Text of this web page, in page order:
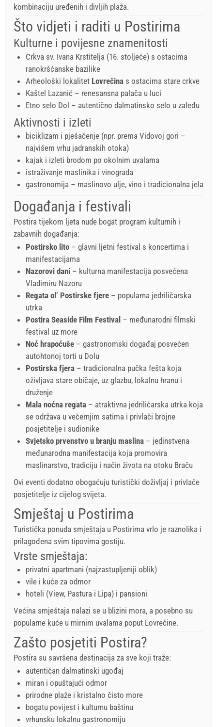
kombinaciju uređenih i divljih plaža.
Što vidjeti i raditi u Postirima
Kulturne i povijesne znamenitosti
Crkva sv. Ivana Krstitelja (16. stoljeće) s ostacima
ranokršćanske bazilike
Arheološki lokalitet Lovrečina s ostacima stare crkve
Kaštel Lazanić – renesansna palača u luci
Etno selo Dol – autentično dalmatinsko selo u zaleđu
Aktivnosti i izleti
biciklizam i pješačenje (npr. prema Vidovoj gori –
najvišem vrhu jadranskih otoka)
kajak i izleti brodom po okolnim uvalama
istraživanje maslinika i vinograda
gastronomija – maslinovo ulje, vino i tradicionalna jela
Događanja i festivali
Postira tijekom ljeta nude bogat program kulturnih i
zabavnih događanja:
Postirsko lito – glavni ljetni festival s koncertima i
manifestacijama
Nazorovi dani – kulturna manifestacija posvećena
Vladimiru Nazoru
Regata ol’ Postirske fjere – popularna jedriličarska
utrka
Postira Seaside Film Festival – međunarodni filmski
festival uz more
Noć hrapoćuše – gastronomski događaj posvećen
autohtonoj torti u Dolu
Postirska fjera – tradicionalna pučka fešta koja
oživljava stare običaje, uz glazbu, lokalnu hranu i
druženje
Mala noćna regata – atraktivna jedriličarska utrka koja
se održava u večernjim satima i privlači brojne
posjetitelje i sudionike
Svjetsko prvenstvo u branju maslina – jedinstvena
međunarodna manifestacija koja promovira
maslinarstvo, tradiciju i način života na otoku Braču
Ovi eventi dodatno obogaćuju turistički doživljaj i privlače
posjetitelje iz cijelog svijeta.
Smještaj u Postirima
Turistička ponuda smještaja u Postirima vrlo je raznolika i
prilagođena svim tipovima gostiju.
Vrste smještaja:
privatni apartmani (najzastupljeniji oblik)
vile i kuće za odmor
hoteli (View, Pastura i Lipa) i pansioni
Većina smještaja nalazi se u blizini mora, a posebno su
popularne kuće u mirnim uvalama poput Lovrečine.
Zašto posjetiti Postira?
Postira su savršena destinacija za sve koji traže:
autentičan dalmatinski ugođaj
miran i opuštajući odmor
prirodne plaže i kristalno čisto more
bogatu povijest i kulturnu baštinu
vrhunsku lokalnu gastronomiju